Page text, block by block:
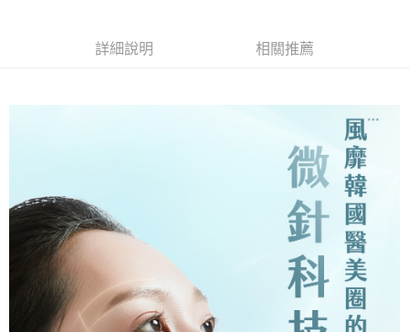
聯邦商業銀行
遠東國際商業銀行
台新國際商業銀行
中國信託商業銀行
匯豐（台灣）商業銀行
華泰商業銀行
1.本服務由台灣大哥大提供，台灣大哥大用戶可立即使用無須另外申請。
2.付款方式選擇「大哥付你分期」，訂單成立後會自動跳轉到大哥付的交易
流程，驗證手機門號後，選擇欲分期的期數、繳款截止日，確認付款後即完
成交易。
3.實際核准額度、可分期數及費用金額請依後續交易確認頁面所載為準。
4.訂單成立30分鐘內，如未前往確認交易或遇審核未通過，訂單將自動取
消。如遇「轉專審核」未通過狀況，表示未達大哥付你分期系統評分，恕無
法說明評估內容。
【繳款方式說明】
相關說明
【關於「AFTEE先享後付」】
AFTEE先享後付是「在收到商品之後才付款」的支付方式。 讓您購物簡單
便利好安心！
１．簡單：不需註冊會員、不需綁卡、不需儲值。
２．便利：只要手機號碼，簡訊認證，即可結帳。
３．安心：先確認商品／服務後，再付款。
ATM付款
運送方式
全家取貨付款
詳細說明 相關推薦